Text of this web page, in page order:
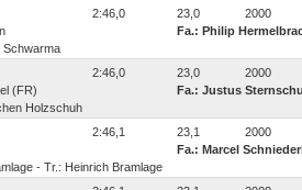
2:46,0 23,0 2000
Fa.: Philip
Schwarma
2:46,0 23,0 2000
(FR)
Fa.: Justus
Holzschuh
2:46,1 23,1 2000
Fa.: Marcel
- Tr.: Heinrich Bramlage